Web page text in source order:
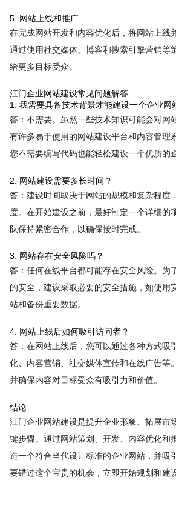
5. 网站上线和推广
在完成网站开发和内容优化后，将网站上线
通过使用社交媒体、博客和搜索引擎营销等
给更多目标受众。
江门企业网站建设常见问题解答
1. 我需要具备技术背景才能建设一个企业网
答：不需要。虽然一些技术知识可能会对网
有许多易于使用的网站建设平台和内容管理
您不需要编写代码也能轻松建设一个优质的
2. 网站建设需要多长时间？
答：建设时间取决于网站的规模和复杂程度
度。在开始建设之前，最好制定一个详细的
队保持紧密合作，以确保按时完成。
3. 网站存在安全风险吗？
答：任何在线平台都可能存在安全风险。为
的安全，建议采取必要的安全措施，如使用
站和备份重要数据。
4. 网站上线后如何吸引访问者？
答：在网站上线后，您可以通过各种方式吸
化、内容营销、社交媒体宣传和在线广告等
并确保内容对目标受众有吸引力和价值。
结论
江门企业网站建设是提升企业形象、拓展市
键步骤。通过网站策划、开发、内容优化和
造一个符合当代设计标准的企业网站，并吸
要错过这个宝贵的机会，立即开始规划和建